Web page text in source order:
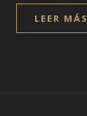
LEER MÁS